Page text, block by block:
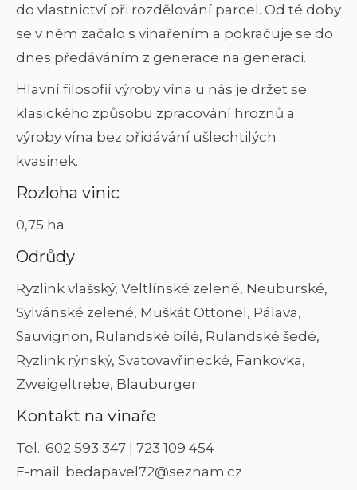
do vlastnictví při rozdělování parcel. Od té doby
se v něm začalo s vinařením a pokračuje se do
dnes předáváním z generace na generaci.
Hlavní filosofií výroby vína u nás je držet se
klasického způsobu zpracování hroznů a
výroby vína bez přidávání ušlechtilých
kvasinek.
Rozloha vinic
0,75 ha
Odrůdy
Ryzlink vlašský, Veltlínské zelené, Neuburské,
Sylvánské zelené, Muškát Ottonel, Pálava,
Sauvignon, Rulandské bílé, Rulandské šedé,
Ryzlink rýnský, Svatovavřinecké, Fankovka,
Zweigeltrebe, Blauburger
Kontakt na vinaře
Tel.: 602 593 347 | 723 109 454
E-mail: bedapavel72@seznam.cz